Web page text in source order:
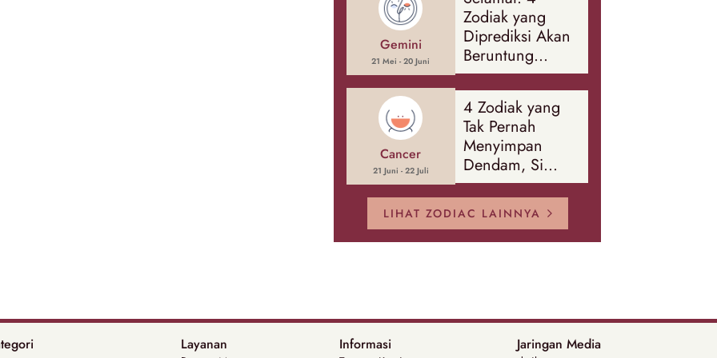
Gemini
21 Mei - 20 Juni
Zodiak yang
Diprediksi Akan
Beruntung
Sepanjang
Agustus 2026
Cancer
21 Juni - 22 Juli
4 Zodiak yang
Tak Pernah
Menyimpan
Dendam, Si
Paling Mudah
Memaafkan!
LIHAT ZODIAC LAINNYA
Layanan Informasi Jaringan Media